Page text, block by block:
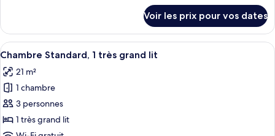
grand
lit,
vue
ville
le
type
de
Chambre
Premium,
grand
lit,
vue
Voir les prix pour vos dates
Afficher
toutes
les
photos
pour
ce
type
Une chambre d’hôtel moderne
6
Chambre Standard, 1 très grand lit
21 m²
1 chambre
3 personnes
1 très grand lit